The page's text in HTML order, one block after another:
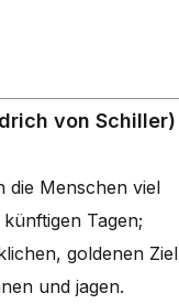
von Schiller)
die Menschen viel
Tagen;
goldenen Ziel
und jagen.